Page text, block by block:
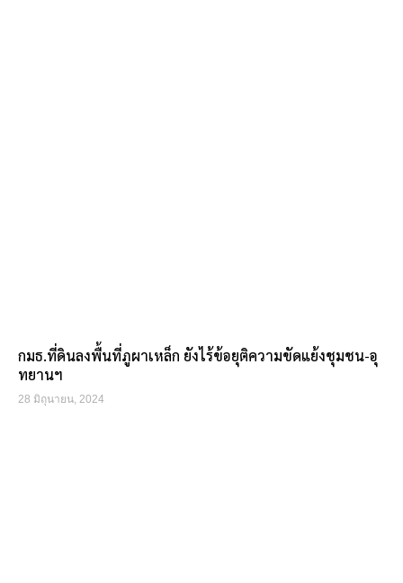
กมธ.ที่ดินลงพื้นที่ภูผาเหล็ก ยังไร้ข้อยุติความขัดแย้งชุมชน-อุ
ทยานฯ
28 มิถุนายน, 2024